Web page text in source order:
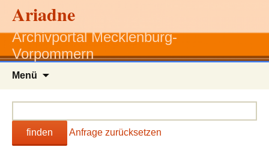
Ariadne
Archivportal Mecklenburg-
Vorpommern
Menü
finden Anfrage zurücksetzen